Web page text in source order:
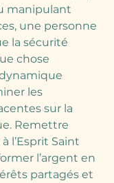
manipulant
une personne
la sécurité
chose
les
sur la
Remettre
l’Esprit Saint
l’argent en
partagés et